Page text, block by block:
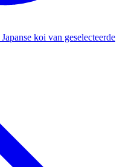
Japanse koi van geselecteerde